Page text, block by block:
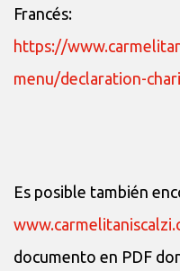
Francés:
https://
menu/declaration-
Es posible también
documento en PDF